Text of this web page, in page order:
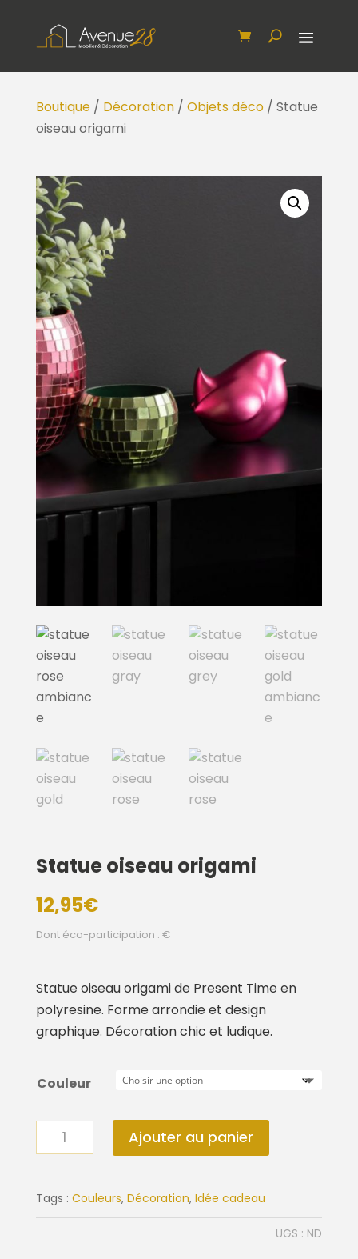
Boutique/ Décoration/ Objets déco/ Statue
oiseau origami
Statue oiseau origami
12,95€
Dont éco-participation : €
Statue oiseau origami de Present Time en
polyresine. Forme arrondie et design
graphique. Décoration chic et ludique.
Couleur
quantité
de
oiseau
origami
Ajouter au panier
Tags : Couleurs, Décoration, Idée cadeau
UGS : ND